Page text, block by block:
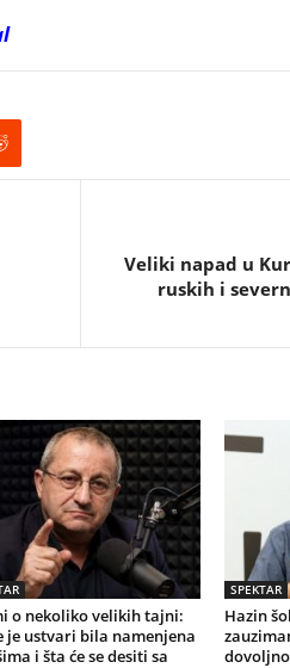
Veliki napad u
ruskih i
o nekoliko velikih tajni:
je ustvari bila namenjena
i šta će se desiti sa
SPEKTAR
Hazin